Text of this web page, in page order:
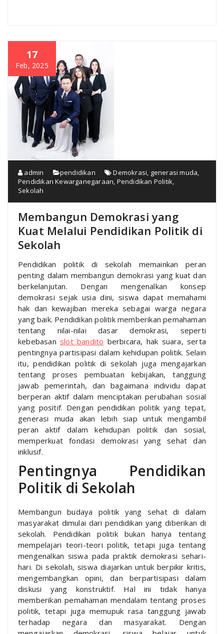
17
Feb, 2025
admin pendidikan Demokrasi generasi muda
Pendidikan Kewarganegaraan Pendidikan Politik
Sekolah
Membangun Demokrasi yang
Kuat Melalui Pendidikan Politik di
Sekolah
Pendidikan politik di sekolah memainkan peran
penting dalam membangun demokrasi yang kuat dan
berkelanjutan. Dengan mengenalkan konsep
demokrasi sejak usia dini, siswa dapat memahami
hak dan kewajiban mereka sebagai warga negara
yang baik. Pendidikan politik memberikan pemahaman
tentang nilai-nilai dasar demokrasi, seperti
kebebasan slot bandito berbicara, hak suara, serta
pentingnya partisipasi dalam kehidupan politik. Selain
itu, pendidikan politik di sekolah juga mengajarkan
tentang proses pembuatan kebijakan, tanggung
jawab pemerintah, dan bagaimana individu dapat
berperan aktif dalam menciptakan perubahan sosial
yang positif. Dengan pendidikan politik yang tepat,
generasi muda akan lebih siap untuk mengambil
peran aktif dalam kehidupan politik dan sosial,
memperkuat fondasi demokrasi yang sehat dan
inklusif.
Pentingnya Pendidikan
Politik di Sekolah
Membangun budaya politik yang sehat di dalam
masyarakat dimulai dari pendidikan yang diberikan di
sekolah. Pendidikan politik bukan hanya tentang
mempelajari teori-teori politik, tetapi juga tentang
mengenalkan siswa pada praktik demokrasi sehari-
hari. Di sekolah, siswa diajarkan untuk berpikir kritis,
mengembangkan opini, dan berpartisipasi dalam
diskusi yang konstruktif. Hal ini tidak hanya
memberikan pemahaman mendalam tentang proses
politik, tetapi juga memupuk rasa tanggung jawab
terhadap negara dan masyarakat. Dengan